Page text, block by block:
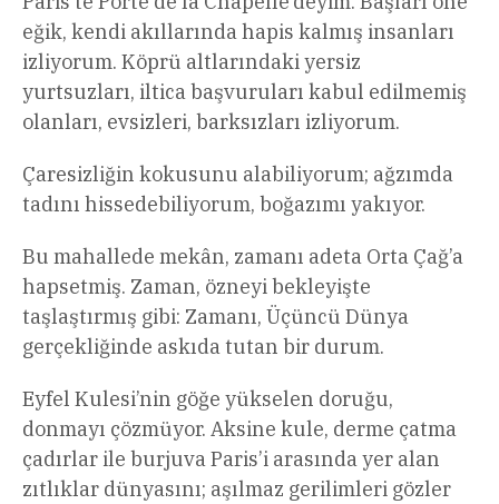
eğik, kendi akıllarında hapis kalmış insanları
izliyorum. Köprü altlarındaki yersiz
yurtsuzları, iltica başvuruları kabul edilmemiş
olanları, evsizleri, barksızları izliyorum.
Çaresizliğin kokusunu alabiliyorum; ağzımda
tadını hissedebiliyorum, boğazımı yakıyor.
Bu mahallede mekân, zamanı adeta Orta Çağ’a
hapsetmiş. Zaman, özneyi bekleyişte
taşlaştırmış gibi: Zamanı, Üçüncü Dünya
gerçekliğinde askıda tutan bir durum.
Eyfel Kulesi’nin göğe yükselen doruğu,
donmayı çözmüyor. Aksine kule, derme çatma
çadırlar ile burjuva Paris’i arasında yer alan
zıtlıklar dünyasını; aşılmaz gerilimleri gözler